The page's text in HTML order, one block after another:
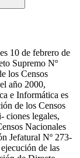
10 de febrero de
Supremo Nº
los Censos
año 2000,
e Informática es
de los Censos
ciones legales,
Nacionales
Jefatural Nº 273-
de las